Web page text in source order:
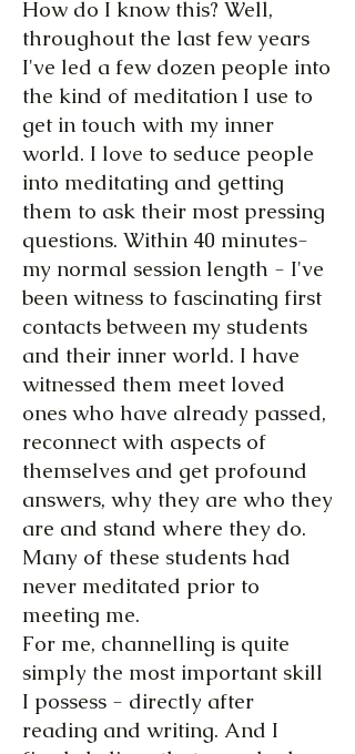
How do I know this? Well,
throughout the last few years
I've led a few dozen people into
the kind of meditation I use to
get in touch with my inner
world. I love to seduce people
into meditating and getting
them to ask their most pressing
questions. Within 40 minutes-
my normal session length - I've
been witness to fascinating first
contacts between my students
and their inner world. I have
witnessed them meet loved
ones who have already passed,
reconnect with aspects of
themselves and get profound
answers, why they are who they
are and stand where they do.
Many of these students had
never meditated prior to
meeting me.
For me, channelling is quite
simply the most important skill
I possess - directly after
reading and writing. And I